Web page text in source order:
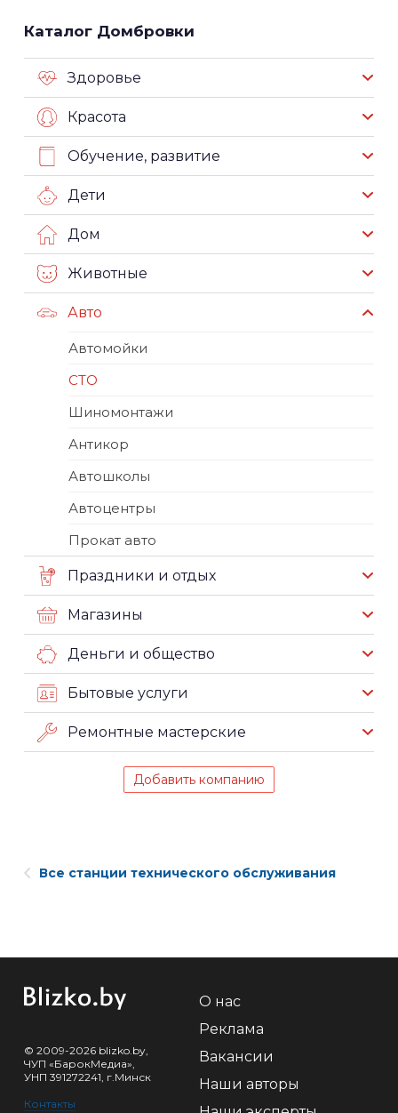
Каталог Домбровки
Здоровье
Красота
Обучение, развитие
Дети
Дом
Животные
Авто
Автомойки
СТО
Шиномонтажи
Антикор
Автошколы
Автоцентры
Прокат авто
Праздники и отдых
Магазины
Деньги и общество
Бытовые услуги
Ремонтные мастерские
Добавить компанию
Все станции технического обслуживания
© 2009-2026 blizko.by,
ЧУП «БарокМедиа»,
УНП 391272241, г.Минск
Контакты
О нас
Реклама
Вакансии
Наши авторы